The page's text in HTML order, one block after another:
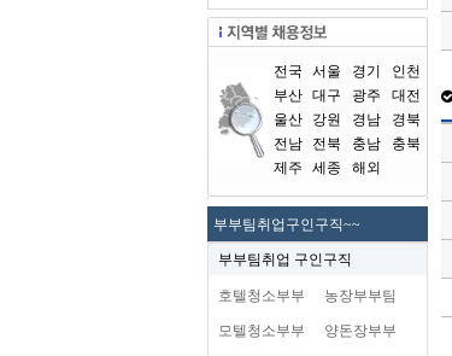
전국 서울 경기
인천
부산 대구 광주
대전
울산
강원 경남
경북
전남
전북 충남
충북
제주
세종 해외
부부팀취업구인구직~~
부부팀취업 구인구직
호텔청소부부 농장부부팀
모텔청소부부 양돈장부부